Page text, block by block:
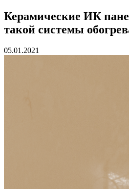
Керамические ИК
такой системы
05.01.2021